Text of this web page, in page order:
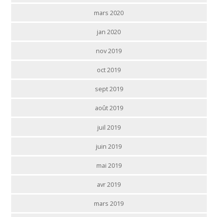
mars 2020
jan 2020
nov 2019
oct 2019
sept 2019
août 2019
juil 2019
juin 2019
mai 2019
avr 2019
mars 2019